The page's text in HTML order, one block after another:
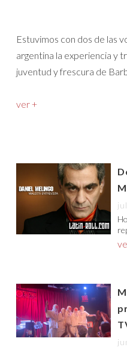
Estuvimos con dos de las
argentina la experiencia y
juventud y frescura de
ver +